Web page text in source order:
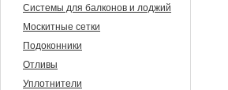
Системы для балконов и лоджий
Москитные сетки
Подоконники
Отливы
Уплотнители